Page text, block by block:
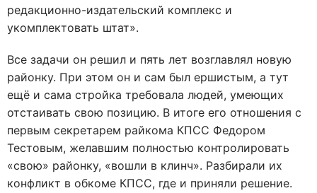
редакционно-издательский комплекс и
укомплектовать штат».
Все задачи он решил и пять лет возглавлял новую
районку. При этом он и сам был ершистым, а тут
ещё и сама стройка требовала людей, умеющих
отстаивать свою позицию. В итоге его отношения с
первым секретарем райкома КПСС Федором
Тестовым, желавшим полностью контролировать
«свою» районку, «вошли в клинч». Разбирали их
конфликт в обкоме КПСС, где и приняли решение.